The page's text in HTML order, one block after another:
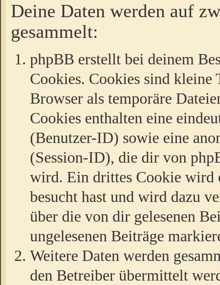
Deine Daten werden auf
gesammelt:
phpBB erstellt bei deinem
Cookies. Cookies sind kleine
Browser als temporäre
Cookies enthalten eine
(Benutzer-ID) sowie eine
(Session-ID), die dir von
wird. Ein drittes Cookie wird
besucht hast und wird dazu
über die von dir gelesenen
ungelesenen Beiträge
Weitere Daten werden
den Betreiber übermittelt